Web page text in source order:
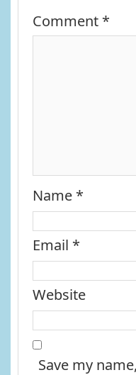
Comment *
Name *
Email *
Website
Save my